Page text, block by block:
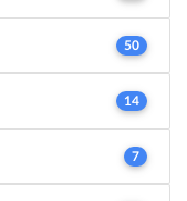
50
14
7